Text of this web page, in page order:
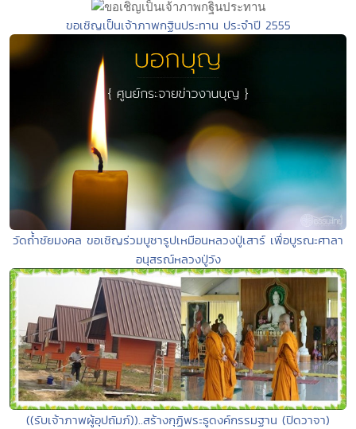
ขอเชิญเป็นเจ้าภาพกฐินประทาน ประจำปี 2555
วัดถ้ำชัยมงคล ขอเชิญร่วมบูชารูปเหมือนหลวงปู่เสาร์ เพื่อบูรณะศาลา
อนุสรณ์หลวงปู่วัง
((รับเจ้าภาพผู้อุปถัมภ์))..สร้างกุฏิพระธูดงค์กรรมฐาน (ปิดวาจา)